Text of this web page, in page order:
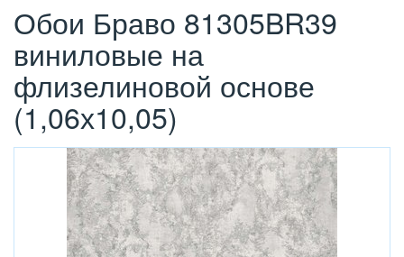
Обои Браво 81305BR39
виниловые на
флизелиновой основе
(1,06х10,05)